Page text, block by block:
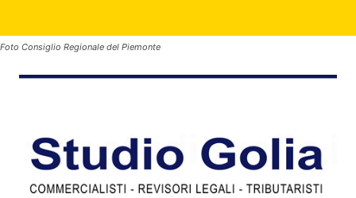
Foto Consiglio Regionale del Piemonte